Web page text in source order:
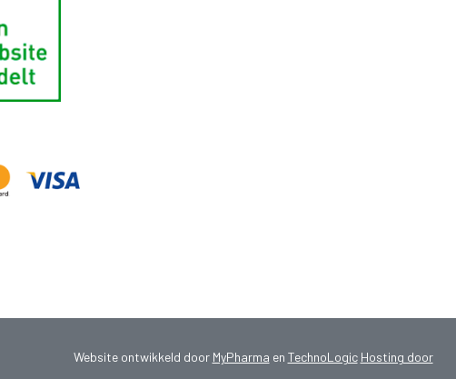
Website ontwikkeld door MyPharma en TechnoLogic Hosting door